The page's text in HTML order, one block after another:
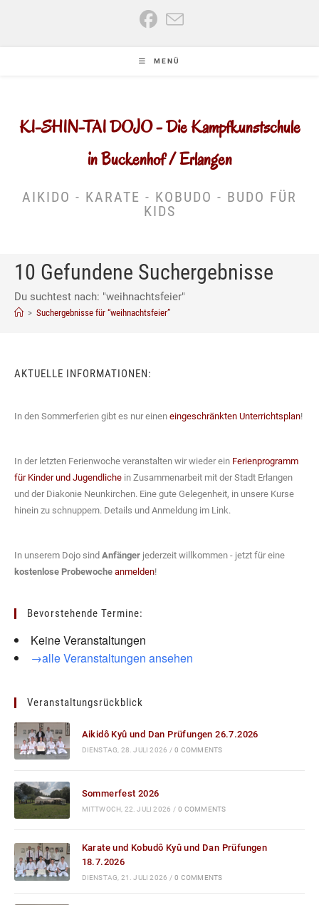
MENÜ
KI-SHIN-TAI DOJO - Die Kampfkunstschule
in Buckenhof / Erlangen
AIKIDO - KARATE - KOBUDO - BUDO FÜR
KIDS
10 Gefundene Suchergebnisse
Du suchtest nach: "weihnachtsfeier"
> Suchergebnisse für “weihnachtsfeier”
AKTUELLE INFORMATIONEN:
In den Sommerferien gibt es nur einen eingeschränkten Unterrichtsplan!
In der letzten Ferienwoche veranstalten wir wieder ein Ferienprogramm
für Kinder und Jugendliche in Zusammenarbeit mit der Stadt Erlangen
und der Diakonie Neunkirchen. Eine gute Gelegenheit, in unsere Kurse
hinein zu schnuppern. Details und Anmeldung im Link.
In unserem Dojo sind Anfänger jederzeit willkommen - jetzt für eine
kostenlose Probewoche anmelden!
Bevorstehende Termine:
Keine Veranstaltungen
→alle Veranstaltungen ansehen
Veranstaltungsrückblick
Aikidô Kyû und Dan Prüfungen 26.7.2026
DIENSTAG, 28. JULI 2026 / 0 COMMENTS
Sommerfest 2026
MITTWOCH, 22. JULI 2026 / 0 COMMENTS
Karate und Kobudô Kyû und Dan Prüfungen
18.7.2026
DIENSTAG, 21. JULI 2026 / 0 COMMENTS